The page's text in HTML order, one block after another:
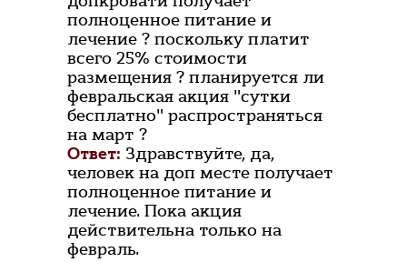
полноценное питание и
лечение ? поскольку платит
всего 25% стоимости
размещения ? планируется ли
февральская акция "сутки
бесплатно" распространяться
на март ?
Ответ: Здравствуйте, да,
человек на доп месте получает
полноценное питание и
лечение. Пока акция
действительна только на
февраль.